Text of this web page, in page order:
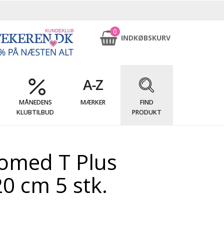
0
INDKØBSKURV
MÅNEDENS
KLUBTILBUD
MÆRKER
FIND
PRODUKT
T Plus
cm 5 stk.